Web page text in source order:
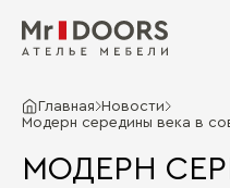
Главная
Новости
Модерн середины века в
МОДЕРН